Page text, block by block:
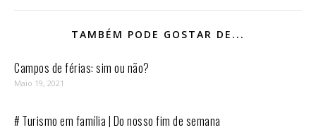
TAMBÉM PODE GOSTAR DE...
Campos de férias: sim ou não?
Maio 19, 2021
# Turismo em família | Do nosso fim de semana